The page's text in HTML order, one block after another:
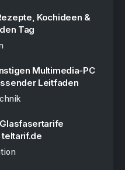
Kochideen &
Tag
Multimedia-PC
Leitfaden